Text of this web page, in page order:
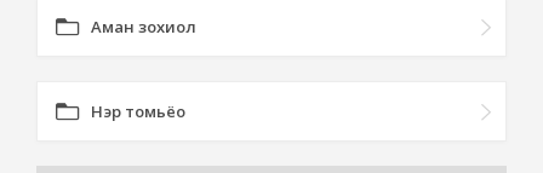
Аман зохиол
Нэр томьёо